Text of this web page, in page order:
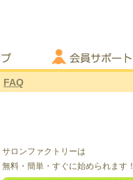
FAQ
サロンファクトリーは
無料・簡単・すぐに始められます！